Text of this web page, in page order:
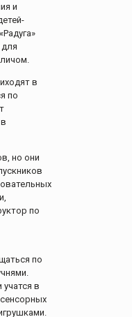
и
в
по
но они
по
по
в